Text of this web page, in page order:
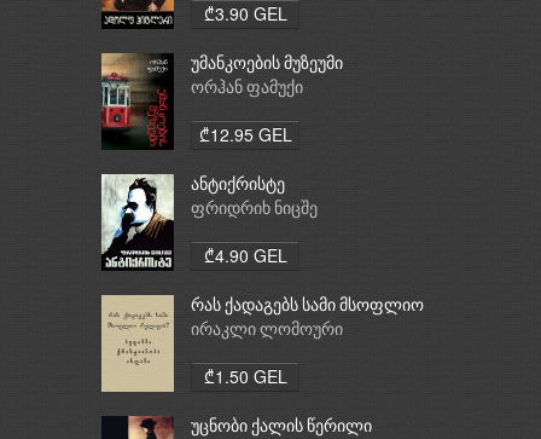
₾3.90 GEL
უმანკოების მუზეუმი
ორჰან ფამუქი
₾12.95 GEL
ანტიქრისტე
ფრიდრიხ ნიცშე
₾4.90 GEL
რას ქადაგებს სამი მსოფლიო
რელიგია: ბუდიზმი,
ირაკლი ლომოური
₾1.50 GEL
უცნობი ქალის წერილი